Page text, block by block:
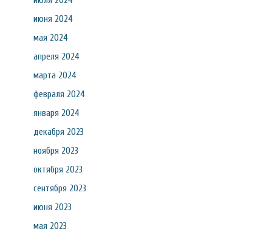
июня 2024
мая 2024
апреля 2024
марта 2024
февраля 2024
января 2024
декабря 2023
ноября 2023
октября 2023
сентября 2023
июня 2023
мая 2023